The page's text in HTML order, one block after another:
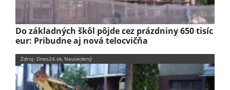
Do základných škôl pôjde cez prázdniny 650 tisíc
eur: Pribudne aj nová telocvičňa
Zdroj: Dnes24.sk, Neuvedený